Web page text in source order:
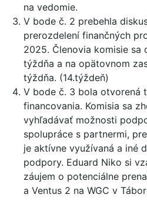
na vedomie.
V bode č. 2 prebehla
prerozdelení finančných
2025. Členovia komisie sa
týždňa a na opätovnom
týždňa. (14.týždeň)
V bode č. 3 bola otvorená
financovania. Komisia sa
vyhľadávať možnosti
spolupráce s partnermi,
je aktívne využívaná a iné
podpory. Eduard Niko si
záujem o potenciálne
a Ventus 2 na WGC v